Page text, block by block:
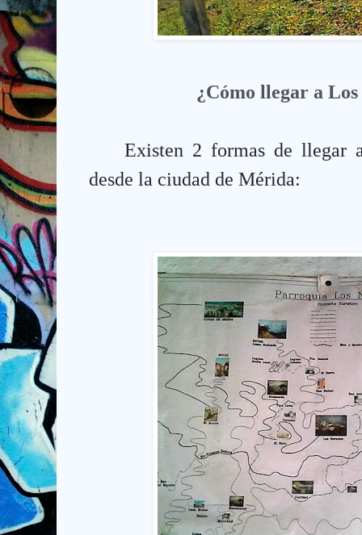
¿Cómo llegar a Los
Existen 2 formas de llegar
desde la ciudad de Mérida: